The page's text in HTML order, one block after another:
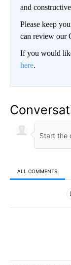
and
Please keep
can review our
If you would
here.
ALL COMMENTS
All